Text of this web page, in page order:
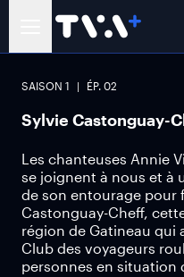
SAISON 1 ÉP. 02
Sylvie Castonguay-
Les chanteuses Annie
se joignent à nous et à
de son entourage pour
Castonguay-Cheff,
région de Gatineau qui
Club des voyageurs
personnes en situation